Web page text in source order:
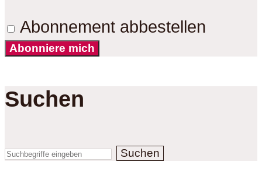
Abonnement abbestellen
Abonniere mich
Suchen
Suchen